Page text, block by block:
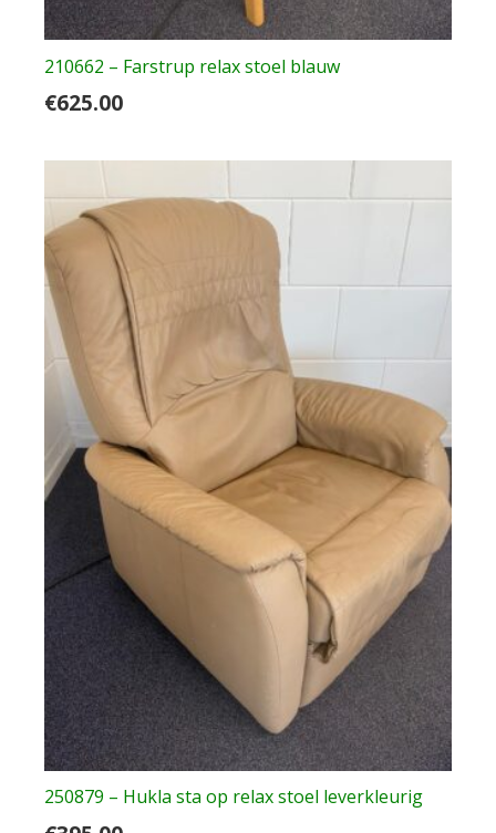
210662 – Farstrup relax stoel blauw
€625.00
250879 – Hukla sta op relax stoel leverkleurig